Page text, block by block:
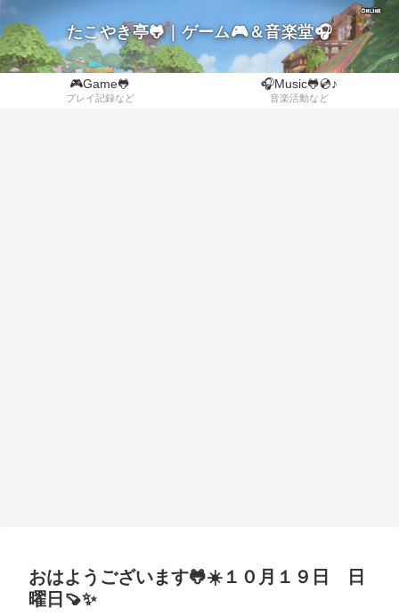
たこやき亭🐸｜ゲーム🎮＆音楽堂🎧
🎮Game🐸
プレイ記録など
🎧Music🐸💿♪
音楽活動など
おはようございます🐸☀️１０月１９日 日
曜日🍠✨